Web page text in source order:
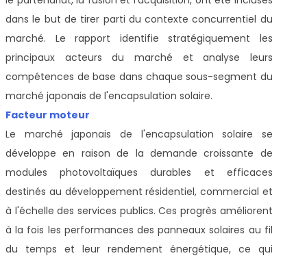
dans le but de tirer parti du contexte concurrentiel du
marché. Le rapport identifie stratégiquement les
principaux acteurs du marché et analyse leurs
compétences de base dans chaque sous-segment du
marché japonais de l'encapsulation solaire.
Facteur moteur
Le marché japonais de l'encapsulation solaire se
développe en raison de la demande croissante de
modules photovoltaïques durables et efficaces
destinés au développement résidentiel, commercial et
à l'échelle des services publics. Ces progrès améliorent
à la fois les performances des panneaux solaires au fil
du temps et leur rendement énergétique, ce qui